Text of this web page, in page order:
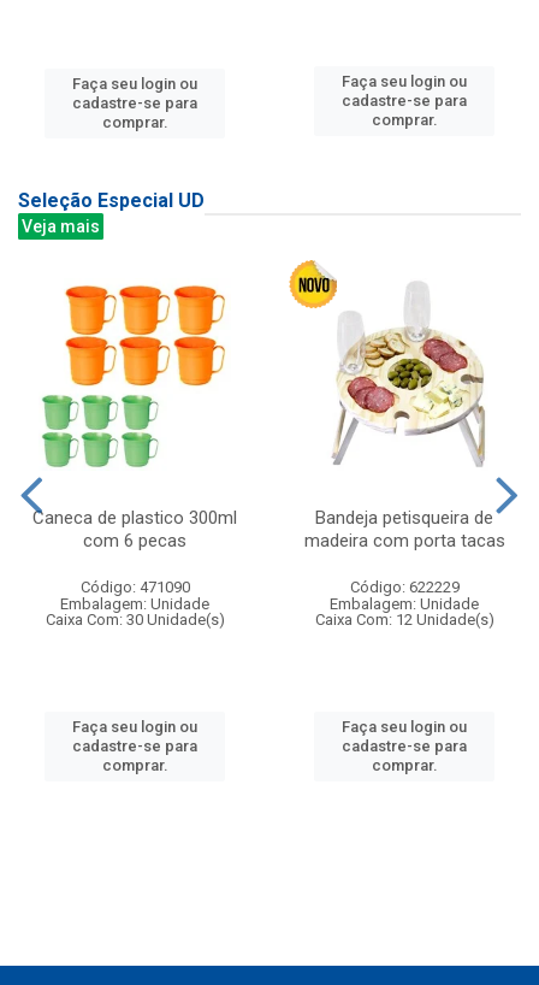
Faça seu login ou
cadastre-se para
comprar.
Faça seu login ou
cadastre-se para
comprar.
Seleção Especial UD
Veja mais
Caneca de plastico 300ml
com 6 pecas
Código: 471090
Embalagem: Unidade
Caixa Com: 30 Unidade(s)
Faça seu login ou
cadastre-se para
comprar.
Bandeja petisqueira de
madeira com porta tacas
Código: 622229
Embalagem: Unidade
Caixa Com: 12 Unidade(s)
Faça seu login ou
cadastre-se para
comprar.